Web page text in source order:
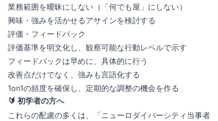
業務範囲を曖昧にしない（「何でも屋」にしない）
興味・強みを活かせるアサインを検討する
評価・フィードバック
評価基準を明文化し、観察可能な行動レベルで示す
フィードバックは早めに、具体的に行う
改善点だけでなく、強みも言語化する
1on1の頻度を確保し、定期的な調整の機会を作る
🔰 初学者の方へ
これらの配慮の多くは、「ニューロダイバーシティ当事者